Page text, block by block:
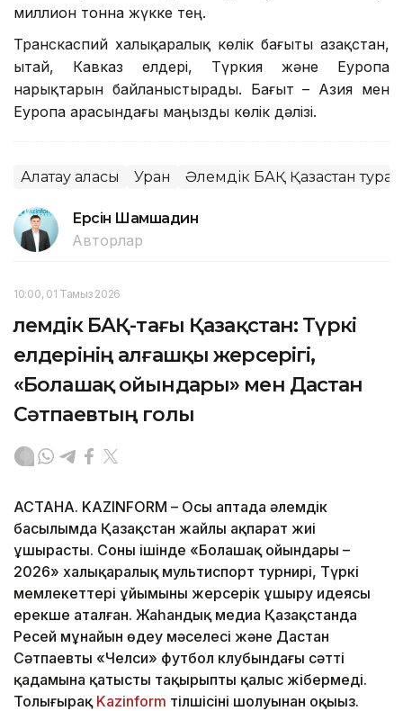
миллион тонна жүкке тең.
Транскаспий халықаралық көлік бағыты Қазақстан,
Қытай, Кавказ елдері, Түркия және Еуропа
нарықтарын байланыстырады. Бағыт – Азия мен
Еуропа арасындағы маңызды көлік дәлізі.
Алатау қаласы Уран Әлемдік БАҚ Қазақстан
Ерсiн Шамшадин
Авторлар
10:00, 01 Тамыз 2026
Әлемдік БАҚ-тағы Қазақстан: Түркі
елдерінің алғашқы жерсерігі,
«Болашақ ойындары» мен Дастан
Сәтпаевтың голы
АСТАНА. KAZINFORM – Осы аптада әлемдік
басылымда Қазақстан жайлы ақпарат жиі
ұшырасты. Соның ішінде «Болашақ ойындары –
2026» халықаралық мультиспорт турнирі, Түркі
мемлекеттері ұйымының жерсерік ұшыру идеясы
ерекше аталған. Жаһандық медиа Қазақстанда
Ресей мұнайын өңдеу мәселесі және Дастан
Сәтпаевтың «Челси» футбол клубындағы сәтті
қадамына қатысты тақырыпты қалыс жібермеді.
Толығырақ Kazinform тілшісінің шолуынан оқыңыз.